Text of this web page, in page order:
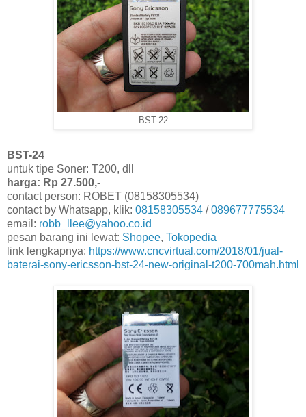
BST-22
BST-24
untuk tipe Soner: T200, dll
harga: Rp 27.500,-
contact person: ROBET (08158305534)
contact by Whatsapp, klik: 08158305534 / 089677775534
email: robb_llee@yahoo.co.id
pesan barang ini lewat: Shopee, Tokopedia
link lengkapnya: https://www.cncvirtual.com/2018/01/jual-
baterai-sony-ericsson-bst-24-new-original-t200-700mah.html